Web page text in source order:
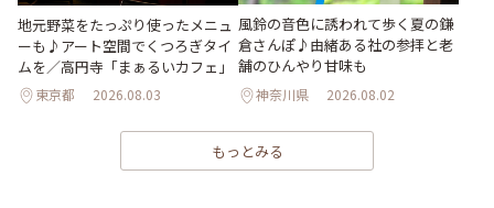
地元野菜をたっぷり使ったメニュ
ーも♪アート空間でくつろぎタイ
ムを／高円寺「まぁるいカフェ」
東京都 2026.08.03
風鈴の音色に誘われて歩く夏の鎌
倉さんぽ♪由緒ある社の参拝と老
舗のひんやり甘味も
神奈川県 2026.08.02
もっとみる